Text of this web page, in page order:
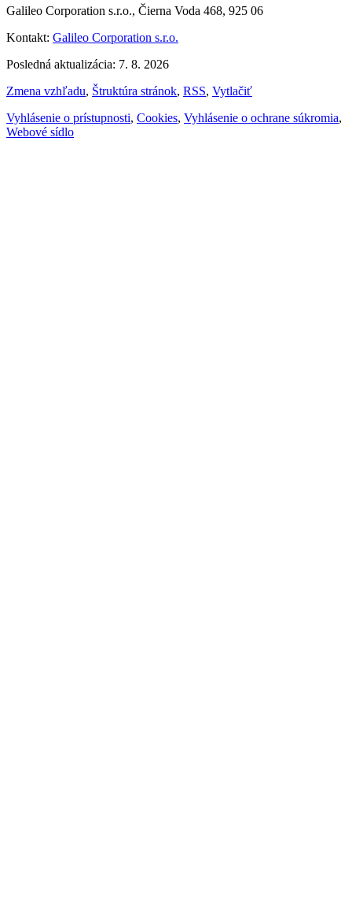
Galileo Corporation s.r.o., Čierna Voda 468, 925 06
Kontakt: Galileo Corporation s.r.o.
Posledná aktualizácia: 7. 8. 2026
Zmena vzhľadu, Štruktúra stránok, RSS, Vytlačiť
Vyhlásenie o prístupnosti, Cookies, Vyhlásenie o ochrane súkromia,
Webové sídlo